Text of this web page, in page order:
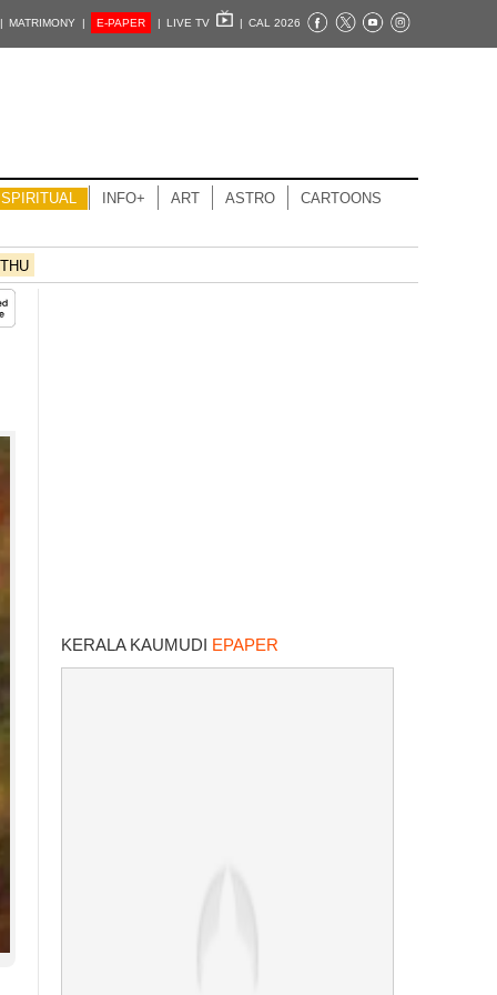
MATRIMONY | E-PAPER | LIVE TV | CAL 2026
SPIRITUAL INFO+ ART ASTRO CARTOONS
KERALA KAUMUDI EPAPER